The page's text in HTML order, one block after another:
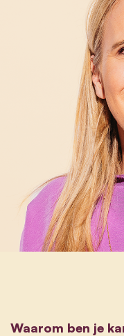
Waarom ben je